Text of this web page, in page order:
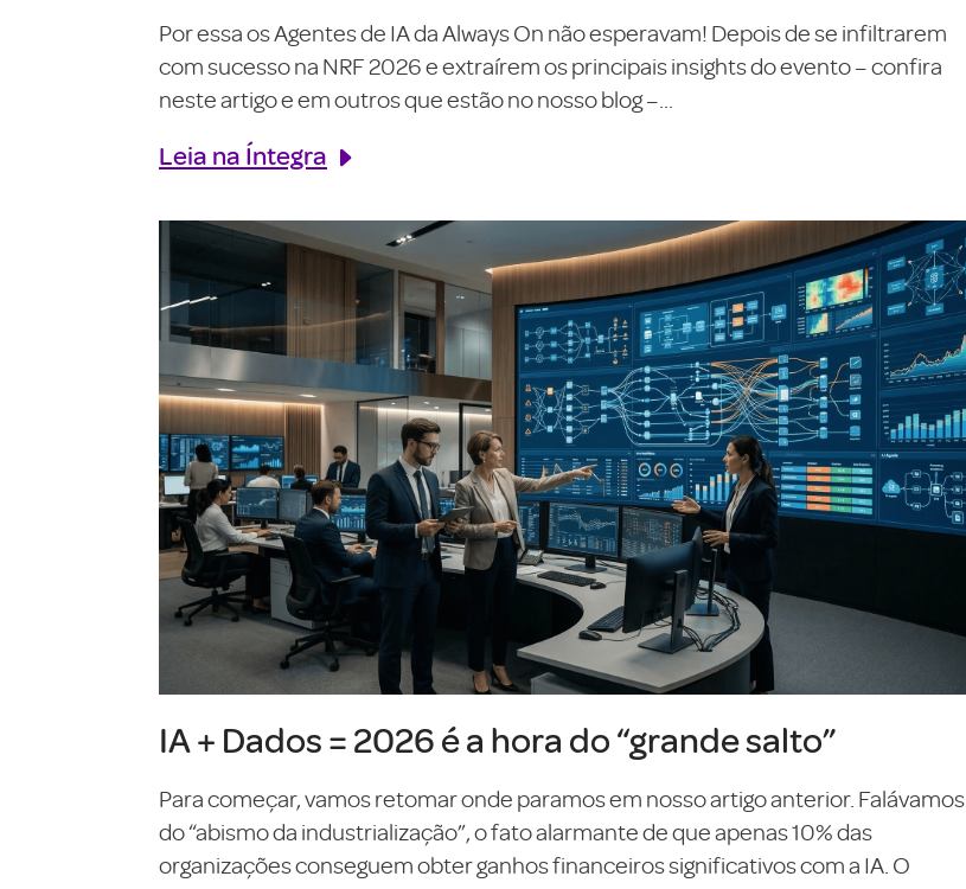
Por essa os Agentes de IA da Always On não esperavam! Depois de se infiltrarem
com sucesso na NRF 2026 e extraírem os principais insights do evento – confira
neste artigo e em outros que estão no nosso blog –...
Leia na Íntegra
IA + Dados = 2026 é a hora do “grande salto”
Para começar, vamos retomar onde paramos em nosso artigo anterior. Falávamos
do “abismo da industrialização”, o fato alarmante de que apenas 10% das
organizações conseguem obter ganhos financeiros significativos com a IA. O